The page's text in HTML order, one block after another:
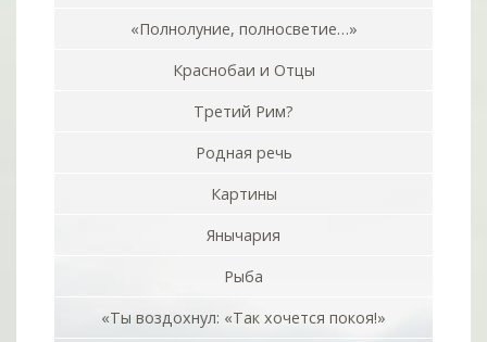
«Полнолуние, полносветие…»
Краснобаи и Отцы
Третий Рим?
Родная речь
Картины
Янычария
Рыба
«Ты воздохнул: «Так хочется покоя!»